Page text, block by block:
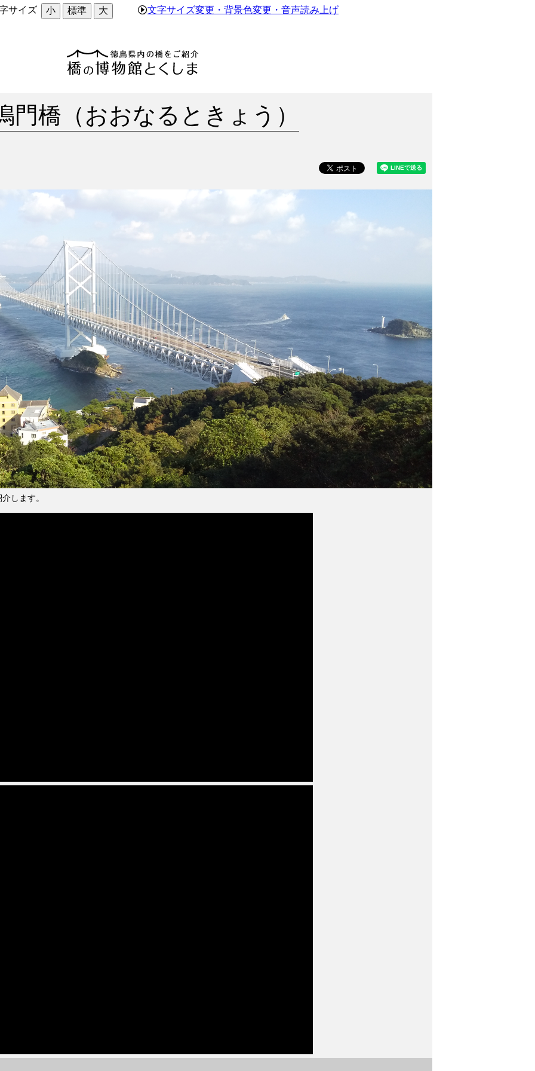
サイズ 小 標準 大 文字サイズ変更・背景色変更・音声読み上げ
門橋（おおなるときょう）
します。